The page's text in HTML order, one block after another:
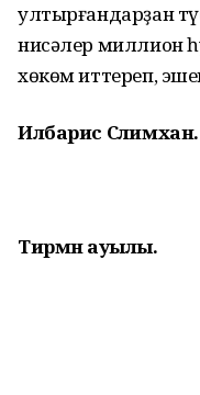
ултырғандарҙан
нисәлер миллион
хөкөм иттереп,
Илбарис Сәлимхан.
Тирмән ауылы.